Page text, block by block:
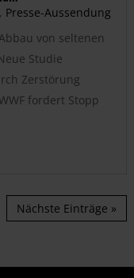
Presse-Aussendung
von seltenen
Studie
Zerstörung
fordert Stopp
Nächste Einträge »